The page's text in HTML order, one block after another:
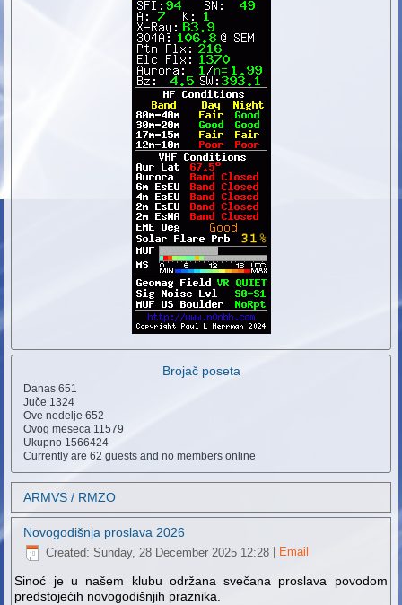
Brojač poseta
Danas651
Juče 1324
Ove nedelje652
Ovog meseca 11579
Ukupno 1566424
Currently are 62 guests and no members online
ARMVS / RMZO
Novogodišnja proslava 2026
Created: Sunday, 28 December 2025 12:28 Email
Sinoć je u našem klubu održana svečana proslava povodom
predstojećih novogodišnjih praznika.